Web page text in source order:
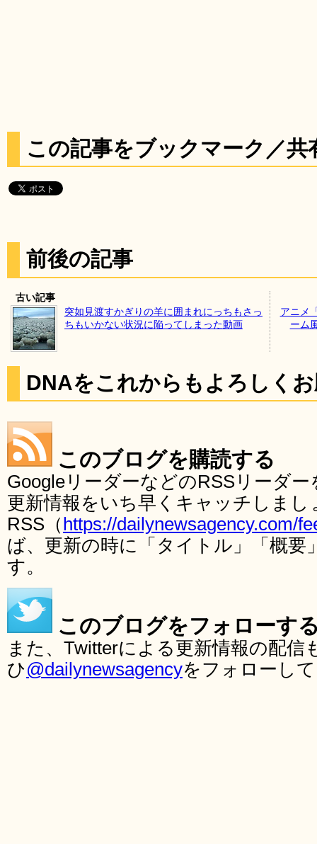
この記事をブックマーク／共
前後の記事
古い記事
突如見渡すかぎりの羊に囲まれにっちもさっ
ちもいかない状況に陥ってしまった動画
アニメ
ーム
DNAをこれからもよろしく
このブログを購読する
GoogleリーダーなどのRSSリーダ
更新情報をいち早くキャッチしま
RSS（ https://dailynewsagency.com/
ば、更新の時に「タイトル」「概要
す。
このブログをフォローす
また、Twitterによる更新情報の配
ひ@dailynewsagencyをフォローし